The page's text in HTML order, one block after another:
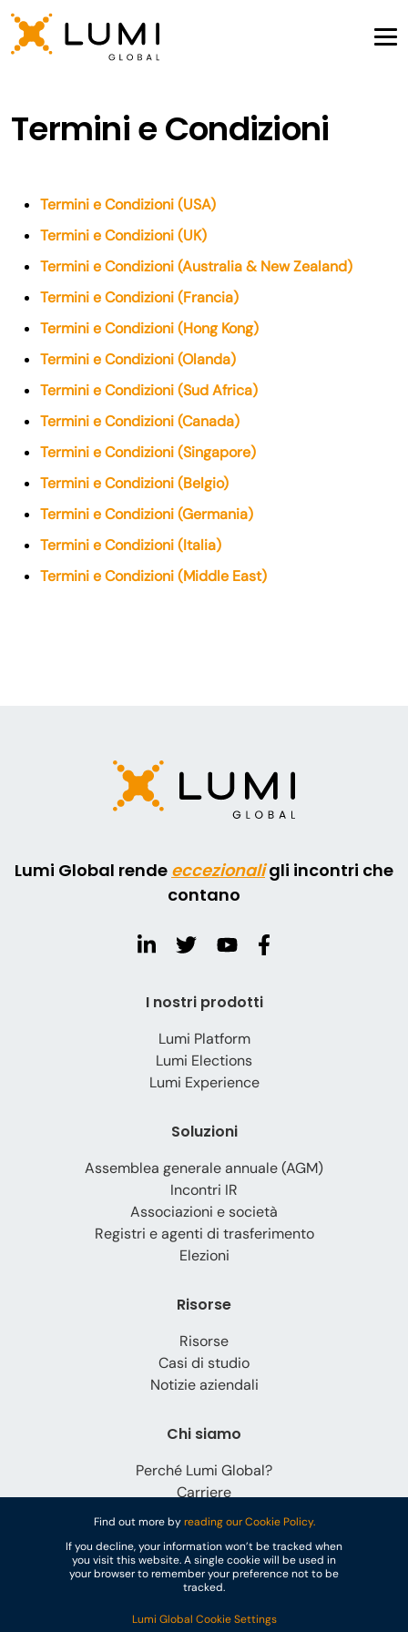
Find out more byreading our Cookie Policy.
If you decline, your information won’t be tracked when
you visit this website. A single cookie will be used in
your browser to remember your preference not to be
tracked.
Lumi Global Cookie Settings
Termini e Condizioni
Termini e Condizioni (USA)
Termini e Condizioni (UK)
Termini e Condizioni (Australia & New Zealand)
Termini e Condizioni (Francia)
Termini e Condizioni (Hong Kong)
Termini e Condizioni (Olanda)
Termini e Condizioni (Sud Africa)
Termini e Condizioni (Canada)
Termini e Condizioni (Singapore)
Termini e Condizioni (Belgio)
Termini e Condizioni (Germania)
Termini e Condizioni (Italia)
Termini e Condizioni (Middle East)
Lumi Global rende eccezionaligli incontri che
contano
I nostri prodotti
Lumi Platform
Lumi Elections
Lumi Experience
Soluzioni
Assemblea generale annuale (AGM)
Incontri IR
Associazioni e società
Registri e agenti di trasferimento
Elezioni
Risorse
Risorse
Casi di studio
Notizie aziendali
Chi siamo
Perché Lumi Global?
Carriere
Contattaci
© Lumi Global